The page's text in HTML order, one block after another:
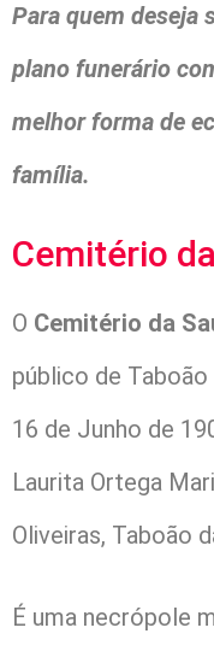
Para quem deseja
plano funerário
melhor forma de
família.
Cemitério
O Cemitério da
público de
16 de Junho de
Laurita Ortega
Oliveiras, Taboão
É uma necrópole